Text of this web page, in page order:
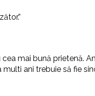
mai bună prietenă.
ani trebuie să fie